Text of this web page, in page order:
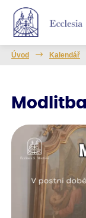
Úvod Kalendář